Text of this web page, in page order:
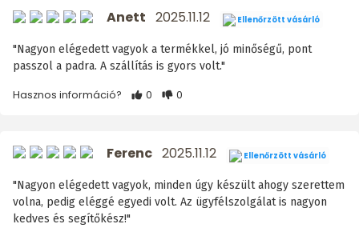
Anett 2025.11.12 Ellenőrzött vásárló
"Nagyon elégedett vagyok a termékkel, jó minőségű, pont
passzol a padra. A szállítás is gyors volt."
Hasznos információ? 0 0
Ferenc 2025.11.12 Ellenőrzött vásárló
"Nagyon elégedett vagyok, minden úgy készült ahogy szerettem
volna, pedig eléggé egyedi volt. Az ügyfélszolgálat is nagyon
kedves és segítőkész!"